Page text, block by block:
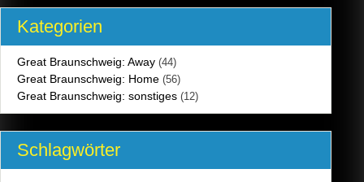
Kategorien
Great Braunschweig: Away (44)
Great Braunschweig: Home (56)
Great Braunschweig: sonstiges (12)
Schlagwörter